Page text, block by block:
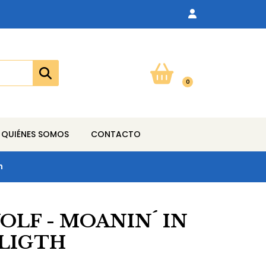
0
QUIÉNES SOMOS CONTACTO
- MOANIN´ IN